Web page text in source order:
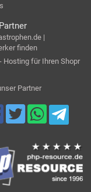
|
finden
Hosting für Ihren Shopr
Partner